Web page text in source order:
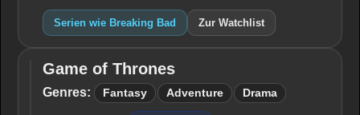
Serien wie Breaking Bad Zur Watchlist
Game
of
Game of Thrones
Genres: Fantasy Adventure Drama